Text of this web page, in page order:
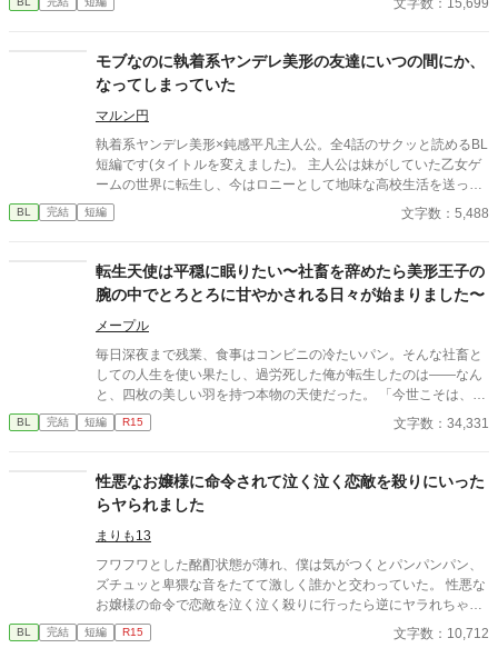
約終了時期か王子に想い人が現れた時には解消されるものと考え
婚を承諾するまでここから出さないと王子から溢れるほどの愛を
与えられる。ハッピーエンドオメガバースBLです。
文字数：15,699
モブなのに執着系ヤンデレ美形の友達にいつの間にか、
なってしまっていた
マルン円
執着系ヤンデレ美形×鈍感平凡主人公。全4話のサクッと読めるBL
短編です(タイトルを変えました)。 主人公は妹がしていた乙女ゲ
ームの世界に転生し、今はロニーとして地味な高校生活を送って
いる。内気なロニーが気軽に学校で話せる友達は同級生のエドだ
けで、ロニーとエドはいっしょにいることが多かった。 しかし、
て、エドがヒロインに執着しまくるメインキャラの一人だったこ
とを思い出す。 平凡な生活を送りたいロニーは、これからヒロイ
ンのことを好きになるであろうエドとは距離を置こうと決意す
る。 タイトルを変えました。 前のタイトルは、「モブなのに、い
つのまにかヒロインに執着しまくるキャラの友達になってしまっ
ていた」です。 急に変えてしまい、すみません。
BL 完結 短編 文字数：5,488
転生天使は平穏に眠りたい〜社畜を辞めたら美形王子の
腕の中でとろとろに甘やかされる日々が始まりました〜
メープル
毎日深夜まで残業、食事はコンビニの冷たいパン。そんな社畜と
しての人生を使い果たし、過労死した俺が転生したのは――なん
と、四枚の美しい羽を持つ本物の天使だった。 ​「今世こそは、働
かずに一生寝て過ごしたい！」 ​平穏な隠居生活を夢見るシオン
は、正体を隠して王国の第一王子・アリスターの元に居候するこ
執着を隠し持っていた!?
BL 完結 短編 R15 文字数：34,331
性悪なお嬢様に命令されて泣く泣く恋敵を殺りにいった
らヤられました
まりも13
フワフワとした酩酊状態が薄れ、僕は気がつくとパンパンパン、
ズチュッと卑猥な音をたてて激しく誰かと交わっていた。 性悪な
お嬢様の命令で恋敵を泣く泣く殺りに行ったら逆にヤラれちゃっ
た、ちょっとアホな子の話です。 （ムーンライトノベルにも掲載
しています）
BL 完結 短編 R15 文字数：10,712